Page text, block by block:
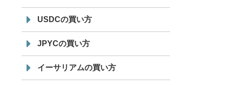
USDCの買い方
JPYCの買い方
イーサリアムの買い方